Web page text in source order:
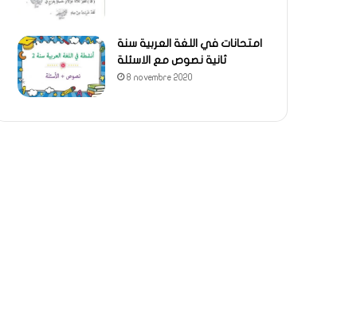
امتحانات في اللغة العربية سنة
ثانية نصوص مع الاسئلة
8 novembre 2020